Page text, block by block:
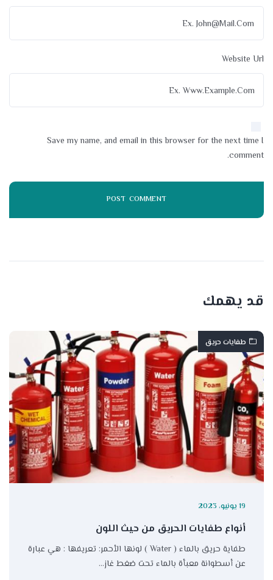
Website Url
Save my name, and email in this browser for the next time I
comment.
قد يهمك
طفايات حريق
19 يونيو، 2023
أنواع طفايات الحريق من حيث اللون
طفاية حريق بالماء ( Water ) لونها الأحمر: تعريفها : هي عبارة
عن أسطوانة معبأة بالماء تحت ضغط غاز…